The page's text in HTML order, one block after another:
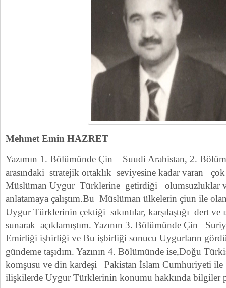
Mehmet Emin HAZRET
Yazımın 1. Bölümünde Çin – Suudi Arabistan, 2.
arasındaki stratejik ortaklık seviyesine kadar varan
Müslüman Uygur Türklerine getirdiği olumsuzluklar
anlatamaya çalıştım.Bu Müslüman ülkelerin çiun ile
Uygur Türklerinin çektiği sıkıntılar, karşılaştığı dert ve
sunarak açıklamıştım. Yazının 3. Bölümünde Çin
Emirliği işbirliği ve Bu işbirliği sonucu Uygurların
gündeme taşıdım. Yazının 4. Bölümünde ise,Doğu
komşusu ve din kardeşi Pakistan İslam Cumhuriyeti
ilişkilerde Uygur Türklerinin konumu hakkında bilgiler